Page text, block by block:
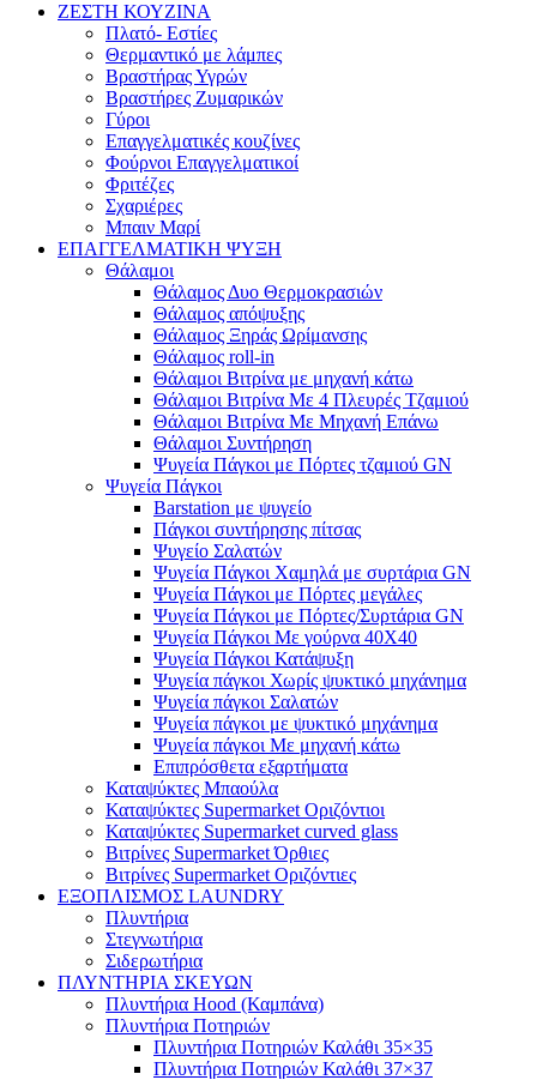
ΖΕΣΤΗ ΚΟΥΖΙΝΑ
Πλατό- Εστίες
Θερμαντικό με λάμπες
Βραστήρας Υγρών
Βραστήρες Ζυμαρικών
Γύροι
Επαγγελματικές κουζίνες
Φούρνοι Επαγγελματικοί
Φριτέζες
Σχαριέρες
Μπαιν Μαρί
ΕΠΑΓΓΕΛΜΑΤΙΚΗ ΨΥΞΗ
Θάλαμοι
Θάλαμος Δυο Θερμοκρασιών
Θάλαμος απόψυξης
Θάλαμος Ξηράς Ωρίμανσης
Θάλαμος roll-in
Θάλαμοι Βιτρίνα με μηχανή κάτω
Θάλαμοι Βιτρίνα Με 4 Πλευρές Τζαμιού
Θάλαμοι Βιτρίνα Με Μηχανή Επάνω
Θάλαμοι Συντήρηση
Ψυγεία Πάγκοι με Πόρτες τζαμιού GN
Ψυγεία Πάγκοι
Barstation με ψυγείο
Πάγκοι συντήρησης πίτσας
Ψυγείο Σαλατών
Ψυγεία Πάγκοι Χαμηλά με συρτάρια GN
Ψυγεία Πάγκοι με Πόρτες μεγάλες
Ψυγεία Πάγκοι με Πόρτες/Συρτάρια GN
Ψυγεία Πάγκοι Με γούρνα 40Χ40
Ψυγεία Πάγκοι Κατάψυξη
Ψυγεία πάγκοι Χωρίς ψυκτικό μηχάνημα
Ψυγεία πάγκοι Σαλατών
Ψυγεία πάγκοι με ψυκτικό μηχάνημα
Ψυγεία πάγκοι Με μηχανή κάτω
Επιπρόσθετα εξαρτήματα
Καταψύκτες Μπαούλα
Καταψύκτες Supermarket Οριζόντιοι
Καταψύκτες Supermarket curved glass
Βιτρίνες Supermarket Όρθιες
Βιτρίνες Supermarket Οριζόντιες
ΕΞΟΠΛΙΣΜΟΣ LAUNDRY
Πλυντήρια
Στεγνωτήρια
Σιδερωτήρια
ΠΛΥΝΤΗΡΙΑ ΣΚΕΥΩΝ
Πλυντήρια Hood (Καμπάνα)
Πλυντήρια Ποτηριών
Πλυντήρια Ποτηριών Καλάθι 35×35
Πλυντήρια Ποτηριών Καλάθι 37×37